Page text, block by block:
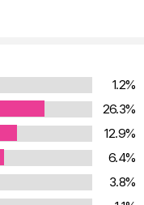
생하고도 색다르게 보여
께끼의 차량이 달려든
고바토는 머리맡에 남
을 거야.” 아무래도 오사
선 것 같은데……. 그런데
구의 뺑소니 사고와 너무
로 닮은 건 그저 우연의 일
1.2%
26.3%
12.9%
6.4%
3.8%